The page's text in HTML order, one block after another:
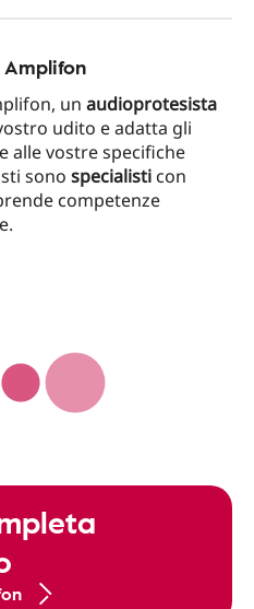
un audioprotesista
udito e adatta gli
alle vostre specifiche
sono specialisti con
competenze